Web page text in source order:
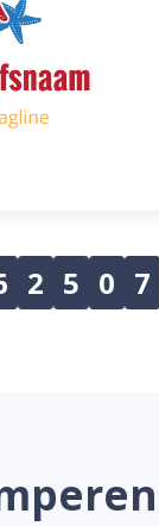
2 5 0 7